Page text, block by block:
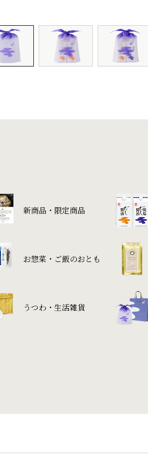
新商品・限定商品
お惣菜・ご飯のおとも
うつわ・生活雑貨